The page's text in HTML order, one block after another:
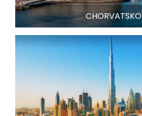
CHORVATSKO